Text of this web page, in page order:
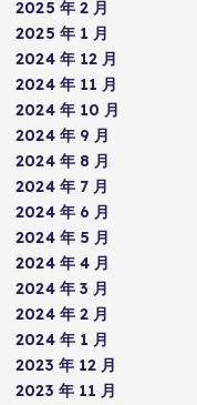
2025 年 2 月
2025 年 1 月
2024 年 12 月
2024 年 11 月
2024 年 10 月
2024 年 9 月
2024 年 8 月
2024 年 7 月
2024 年 6 月
2024 年 5 月
2024 年 4 月
2024 年 3 月
2024 年 2 月
2024 年 1 月
2023 年 12 月
2023 年 11 月